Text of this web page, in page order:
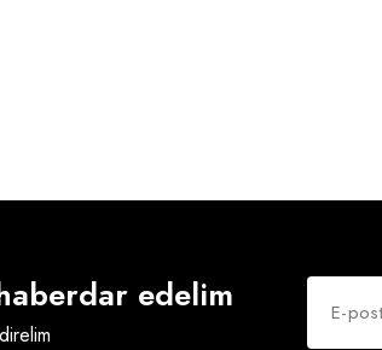
edelim